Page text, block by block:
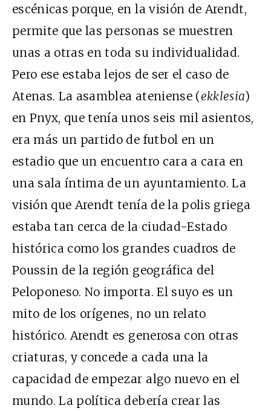
escénicas porque, en la visión de Arendt,
permite que las personas se muestren
unas a otras en toda su individualidad.
Pero ese estaba lejos de ser el caso de
Atenas. La asamblea ateniense (ekklesia)
en Pnyx, que tenía unos seis mil asientos,
era más un partido de futbol en un
estadio que un encuentro cara a cara en
una sala íntima de un ayuntamiento. La
visión que Arendt tenía de la polis griega
estaba tan cerca de la ciudad-Estado
histórica como los grandes cuadros de
Poussin de la región geográfica del
Peloponeso. No importa. El suyo es un
mito de los orígenes, no un relato
histórico. Arendt es generosa con otras
criaturas, y concede a cada una la
capacidad de empezar algo nuevo en el
mundo. La política debería crear las